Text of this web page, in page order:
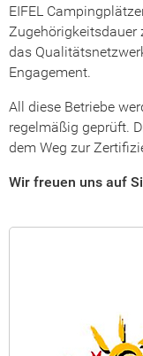
EIFEL
Zugehörigkeitsdauer
das
Engagement.
All diese Betriebe
regelmäßig geprüft.
dem Weg zur
Wir freuen uns auf